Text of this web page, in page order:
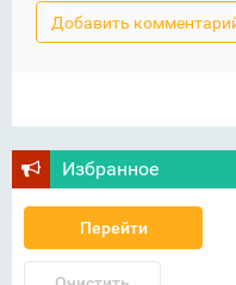
Избранное
Перейти